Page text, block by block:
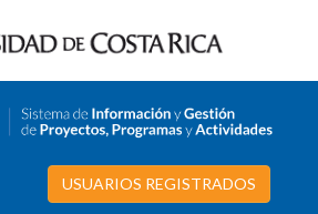
USUARIOS REGISTRADOS